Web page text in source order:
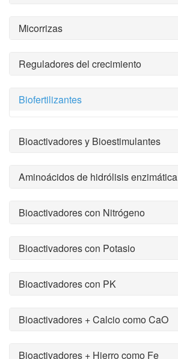
Micorrizas
Reguladores del crecimiento
Biofertilizantes
Bioactivadores y Bioestimulantes
Aminoácidos de hidrólisis enzimática
Bioactivadores con Nitrógeno
Bioactivadores con Potasio
Bioactivadores con PK
Bioactivadores + Calcio como CaO
Bioactivadores + Hierro como Fe